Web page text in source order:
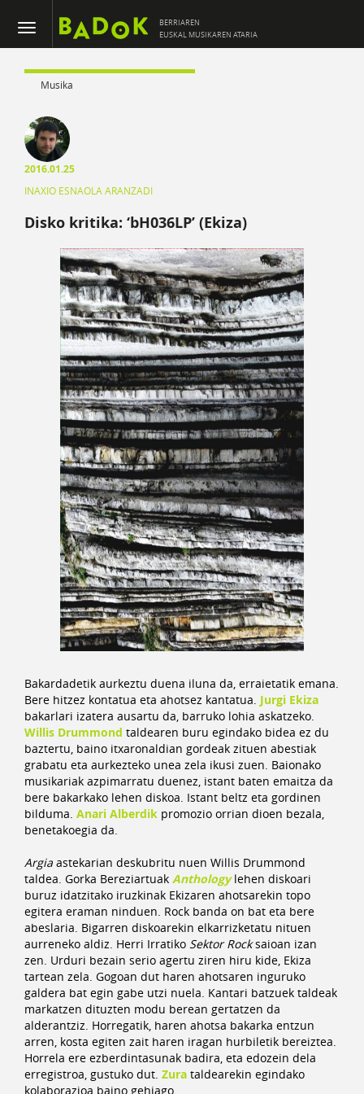
BERRIAREN
EUSKAL MUSIKAREN ATARIA
Musika
2016.01.25
INAXIO ESNAOLA ARANZADI
Disko kritika: ‘bH036LP’ (Ekiza)
Bakardadetik aurkeztu duena iluna da, erraietatik emana.
Bere hitzez kontatua eta ahotsez kantatua. Jurgi Ekiza
bakarlari izatera ausartu da, barruko lohia askatzeko.
Willis Drummond taldearen buru egindako bidea ez du
baztertu, baino itxaronaldian gordeak zituen abestiak
grabatu eta aurkezteko unea zela ikusi zuen. Baionako
musikariak azpimarratu duenez, istant baten emaitza da
bere bakarkako lehen diskoa. Istant beltz eta gordinen
bilduma. Anari Alberdik promozio orrian dioen bezala,
benetakoegia da.
Argia astekarian deskubritu nuen Willis Drummond
taldea. Gorka Bereziartuak Anthologylehen diskoari
buruz idatzitako iruzkinak Ekizaren ahotsarekin topo
egitera eraman ninduen. Rock banda on bat eta bere
abeslaria. Bigarren diskoarekin elkarrizketatu nituen
aurreneko aldiz. Herri Irratiko Sektor Rocksaioan izan
zen. Urduri bezain serio agertu ziren hiru kide, Ekiza
tartean zela. Gogoan dut haren ahotsaren inguruko
galdera bat egin gabe utzi nuela. Kantari batzuek taldeak
markatzen dituzten modu berean gertatzen da
alderantziz. Horregatik, haren ahotsa bakarka entzun
arren, kosta egiten zait haren iragan hurbiletik bereiztea.
Horrela ere ezberdintasunak badira, eta edozein dela
erregistroa, gustuko dut. Zura taldearekin egindako
kolaborazioa baino gehiago.